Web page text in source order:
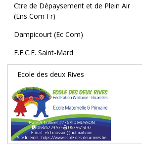
Ctre de Dépaysement et de Plein Air
(Ens Com Fr)
Dampicourt (Ec Com)
E.F.C.F. Saint-Mard
Ecole des deux Rives